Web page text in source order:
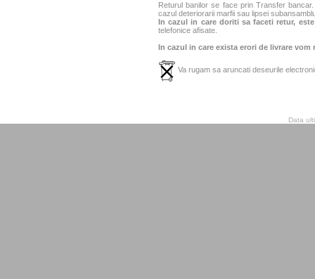
Returul banilor se face prin Transfer
cazul deteriorarii marfii sau lipsei
In cazul in care doriti sa faceti retur,
telefonice afisate.
In cazul in care exista erori de livrare
Va rugam sa aruncati deseurile
Data